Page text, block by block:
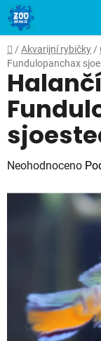
Přejít
na
obsah
Domů
/ Akvarijní rybičky /
Fundulopanchax
Průměrné
produktu
hvězdiček.
Neohodnoceno